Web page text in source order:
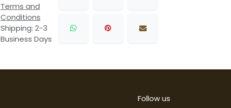
Terms and
Conditions
Shipping: 2-3
Business Days
Follow us